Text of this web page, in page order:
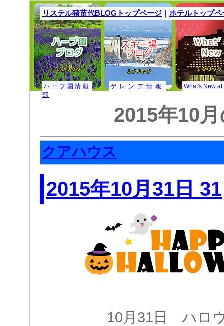
リステル猪苗代BLOGトップページ ｜ ホテルトップペ
ハーブ園情報 ゲレンデ情報
What's New at
部
2015年10
クアハウス
2015年10月31日 31
10月31日 ハロ